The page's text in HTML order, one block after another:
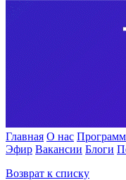
Главная О нас
Эфир Вакансии Блоги
Возврат к списку